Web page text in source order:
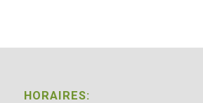
HORAIRES: